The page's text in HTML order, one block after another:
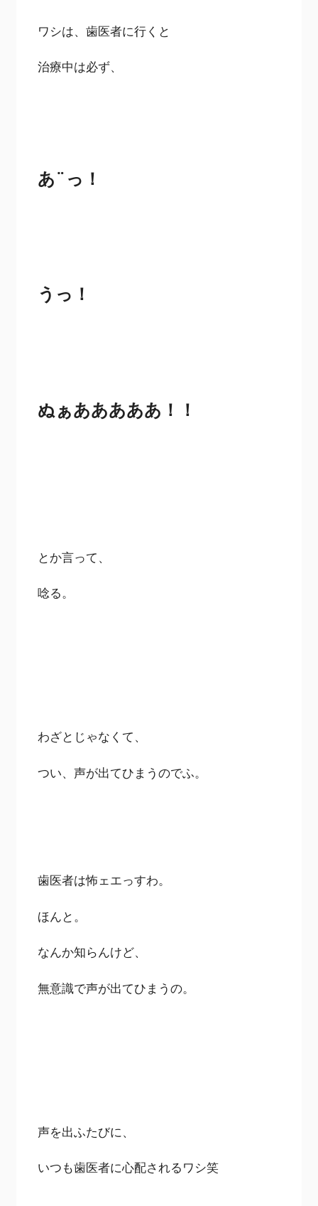
ワシは、歯医者に行くと
治療中は必ず、
あ¨っ！
うっ！
ぬぁあああああ！！
とか言って、
唸る。
わざとじゃなくて、
つい、声が出てひまうのでふ。
歯医者は怖ェエっすわ。
ほんと。
なんか知らんけど、
無意識で声が出てひまうの。
声を出ふたびに、
いつも歯医者に心配されるワシ笑